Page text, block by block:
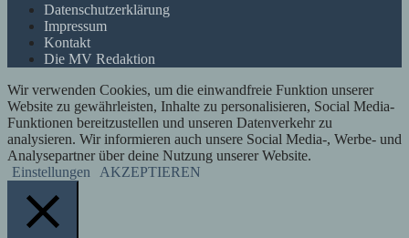
Datenschutzerklärung
Impressum
Kontakt
Die MV Redaktion
Wir verwenden Cookies, um die einwandfreie Funktion unserer
Website zu gewährleisten, Inhalte zu personalisieren, Social Media-
Funktionen bereitzustellen und unseren Datenverkehr zu
analysieren. Wir informieren auch unsere Social Media-, Werbe- und
Analysepartner über deine Nutzung unserer Website.
Einstellungen
AKZEPTIEREN